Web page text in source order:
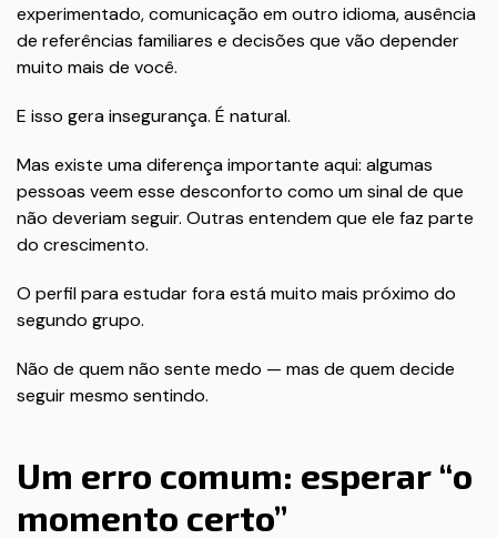
experimentado, comunicação em outro idioma, ausência
de referências familiares e decisões que vão depender
muito mais de você.
E isso gera insegurança. É natural.
Mas existe uma diferença importante aqui: algumas
pessoas veem esse desconforto como um sinal de que
não deveriam seguir. Outras entendem que ele faz parte
do crescimento.
O perfil para estudar fora está muito mais próximo do
segundo grupo.
Não de quem não sente medo — mas de quem decide
seguir mesmo sentindo.
Um erro comum: esperar “o
momento certo”